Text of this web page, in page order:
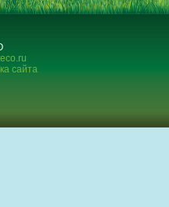
сайта